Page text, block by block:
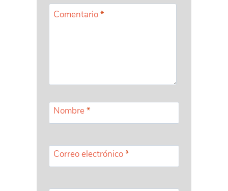
Comentario*
Nombre*
Correo electrónico*